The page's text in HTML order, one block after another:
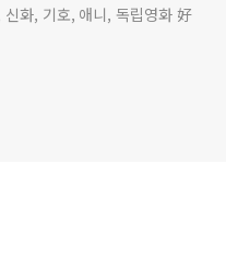
화, 기호, 애니, 독립영화 好